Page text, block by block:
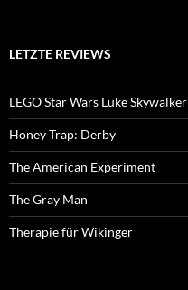
LETZTE REVIEWS
LEGO Star Wars Luke Skywalker
Honey Trap: Derby
The American Experiment
The Gray Man
Therapie für Wikinger